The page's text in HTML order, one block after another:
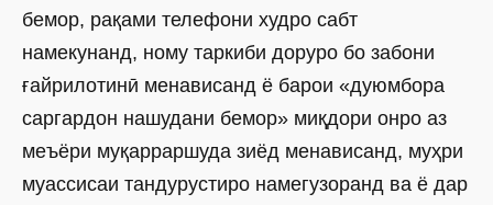
бемор, рақами телефони худро сабт
намекунанд, ному таркиби доруро бо забони
ғайрилотинӣ менависанд ё барои «дуюмбора
саргардон нашудани бемор» миқдори онро аз
меъёри муқарраршуда зиёд менависанд, муҳри
муассисаи тандурустиро намегузоранд ва ё дар